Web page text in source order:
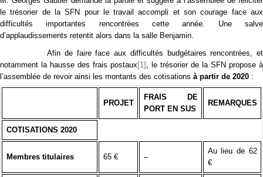
le trésorier de la SFN pour le travail accompli et son courage face aux
difficultés importantes rencontrées cette année. Une salve
d’applaudissements retentit alors dans la salle Benjamin.
Afin de faire face aux difficultés budgétaires rencontrées, et
notamment la hausse des frais postaux[1] , le trésorier de la SFN propose à
l’assemblée de revoir ainsi les montants des cotisations à partir de 2020 :
PROJET
FRAIS DE
PORT EN SUS
REMARQUES
COTISATIONS 2020
Membres titulaires 65 € –
Au lieu de 62
€